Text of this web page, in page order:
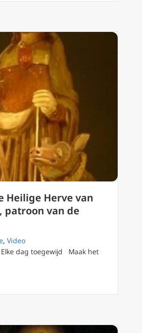
Heilige Herve van
patroon van de
, Video
Elke dag toegewijd Maak het
17 juni: de Heilige Herve van